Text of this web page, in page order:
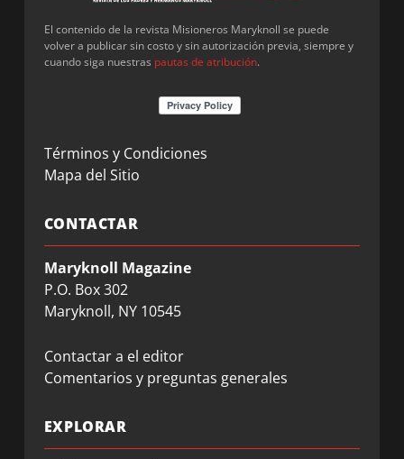
El contenido de la revista Misioneros Maryknoll se puede
volver a publicar sin costo y sin autorización previa, siempre y
cuando siga nuestras pautas de atribución.
Términos y Condiciones
Mapa del Sitio
CONTACTAR
Maryknoll Magazine
P.O. Box 302
Maryknoll, NY 10545
Contactar a el editor
Comentarios y preguntas generales
EXPLORAR